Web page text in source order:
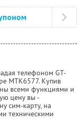
телефоном GT-
MTK6577. Купив
всеми функциями и
цену вы -
сим-карту, на
техническими